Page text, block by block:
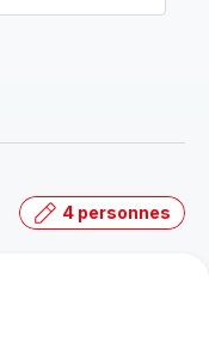
4 personnes